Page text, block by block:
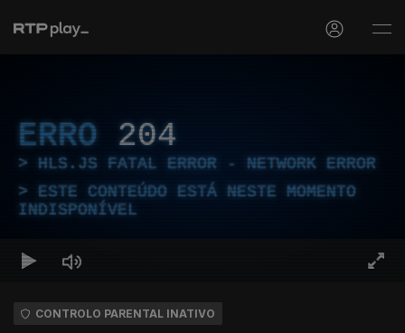
ERRO 204
HLS.JS FATAL ERROR - NETWORK ERROR
ESTE CONTEÚDO ESTÁ NESTE MOMENTO
INDISPONÍVEL
CONTROLO PARENTAL INATIVO